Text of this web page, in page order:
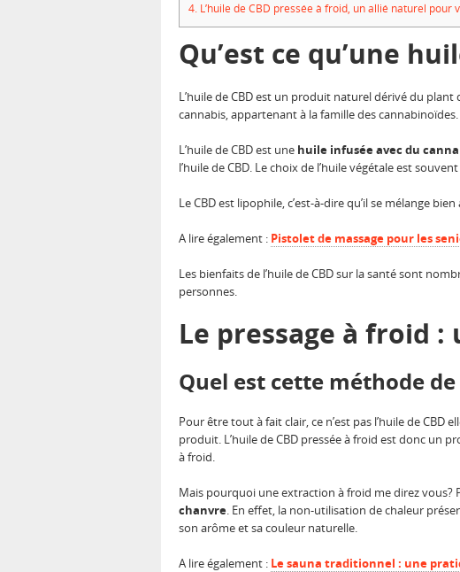
4. L’huile de CBD pressée à froid, un allié naturel pour
Qu’est ce qu’une
L’huile de CBD est un produit naturel dérivé du plant
cannabis, appartenant à la famille des cannabinoïdes.
L’huile de CBD est une huile infusée avec du
l’huile de CBD. Le choix de l’huile végétale est
Le CBD est lipophile, c’est-à-dire qu’il se mélange
A lire également : Pistolet de massage pour les
Les bienfaits de l’huile de CBD sur la santé sont
personnes.
Le pressage à froid
Quel est cette méthode
Pour être tout à fait clair, ce n’est pas l’huile de
produit. L’huile de CBD pressée à froid est donc un
à froid.
Mais pourquoi une extraction à froid me direz vous?
chanvre. En effet, la non-utilisation de chaleur
son arôme et sa couleur naturelle.
A lire également : Le sauna traditionnel : une